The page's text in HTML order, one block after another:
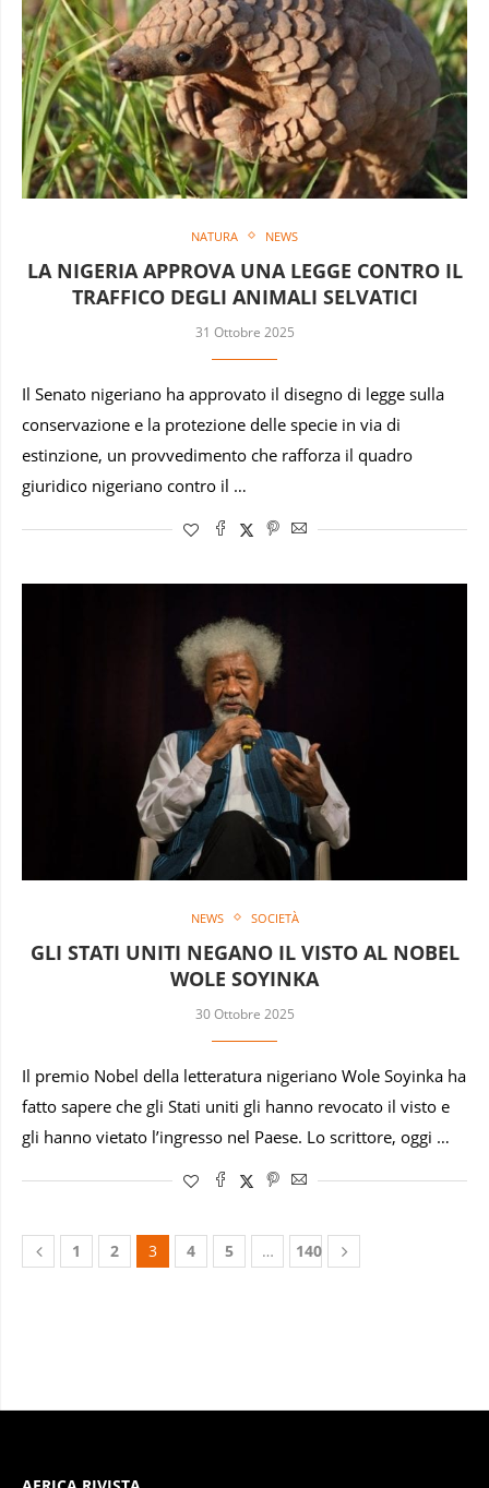
NATURA NEWS
LA NIGERIA APPROVA UNA LEGGE CONTRO IL
TRAFFICO DEGLI ANIMALI SELVATICI
31 Ottobre 2025
Il Senato nigeriano ha approvato il disegno di legge sulla
conservazione e la protezione delle specie in via di
estinzione, un provvedimento che rafforza il quadro
giuridico nigeriano contro il …
NEWS SOCIETÀ
GLI STATI UNITI NEGANO IL VISTO AL NOBEL
WOLE SOYINKA
30 Ottobre 2025
Il premio Nobel della letteratura nigeriano Wole Soyinka ha
fatto sapere che gli Stati uniti gli hanno revocato il visto e
gli hanno vietato l’ingresso nel Paese. Lo scrittore, oggi …
1 2 3 4 5 … 140